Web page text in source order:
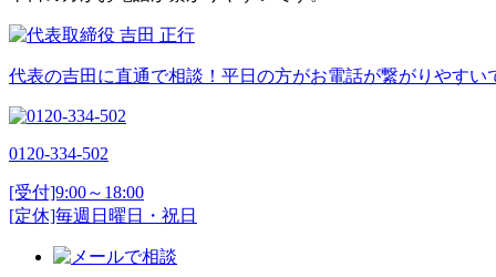
代表の吉田に直通で相談！平日の方がお電話が繋がりやすい
0120-334-502
[受付]9:00～18:00
[定休]毎週日曜日・祝日